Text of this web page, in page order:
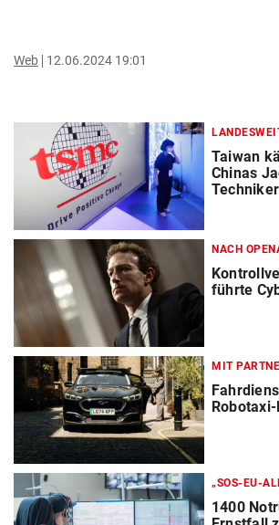
Web 12.06.2024 19:01
Taiwan
Chinas
Techniker
NACH
führte
MIT
„SOS-EU-
1400